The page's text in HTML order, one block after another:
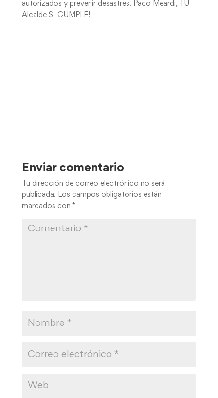
autorizados y prevenir desastres. Paco Meardi, TU
Alcalde SI CUMPLE!
Enviar comentario
Tu dirección de correo electrónico no será
publicada. Los campos obligatorios están
marcados con *